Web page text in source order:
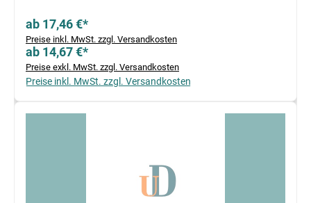
ab 17,46 €*
Preise inkl. MwSt. zzgl. Versandkosten
ab 14,67 €*
Preise exkl. MwSt. zzgl. Versandkosten
Preise inkl. MwSt. zzgl. Versandkosten